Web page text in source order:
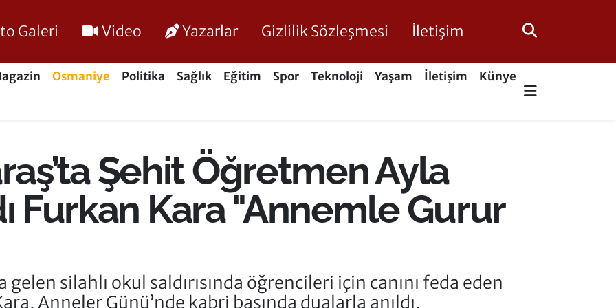
Galeri Video Yazarlar Gizlilik Sözleşmesi İletişim
Osmaniye Politika Sağlık Eğitim Spor Teknoloji Yaşam İletişim
Künye
Şehit Öğretmen Ayla
Furkan Kara "Annemle Gurur
silahlı okul saldırısında öğrencileri için canını feda eden
Anneler Günü’nde kabri başında dualarla anıldı.